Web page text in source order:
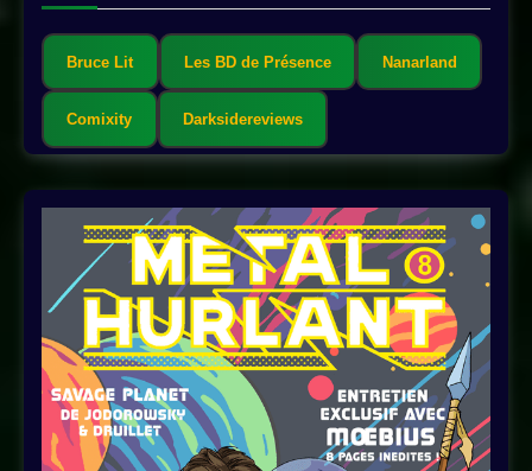
Bruce Lit Les BD de Présence Nanarland
Comixity Darksidereviews